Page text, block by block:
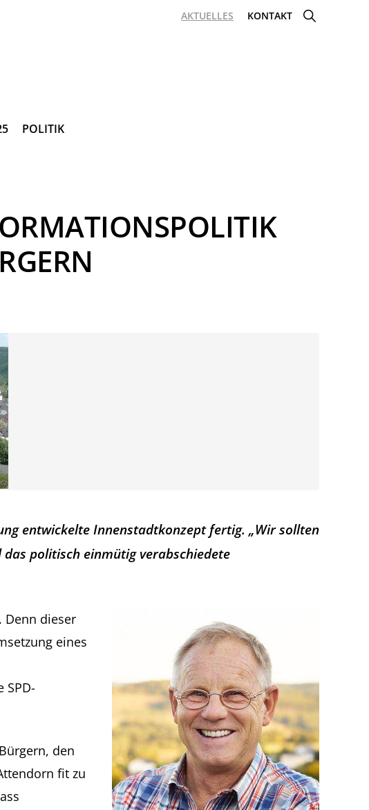
AKTUELLES KONTAKT SHOW
SEARCH
POLITIK
entwickelte Innenstadtkonzept fertig. „Wir sollten
politisch einmütig verabschiedete
Denn dieser
eines
SPD-
den
fit zu